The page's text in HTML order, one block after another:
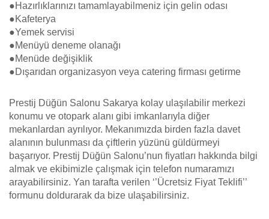
●Hazırlıklarınızı tamamlayabilmeniz için gelin odası
●Kafeterya
●Yemek servisi
●Menüyü deneme olanağı
●Menüde değişiklik
●Dışarıdan organizasyon veya catering firması getirme
Prestij Düğün Salonu Sakarya kolay ulaşılabilir merkezi
konumu ve otopark alanı gibi imkanlarıyla diğer
mekanlardan ayrılıyor. Mekanımızda birden fazla davet
alanının bulunması da çiftlerin yüzünü güldürmeyi
başarıyor. Prestij Düğün Salonu’nun fiyatları hakkında bilgi
almak ve ekibimizle çalışmak için telefon numaramızı
arayabilirsiniz. Yan tarafta verilen ‘’Ücretsiz Fiyat Teklifi’’
formunu doldurarak da bize ulaşabilirsiniz.